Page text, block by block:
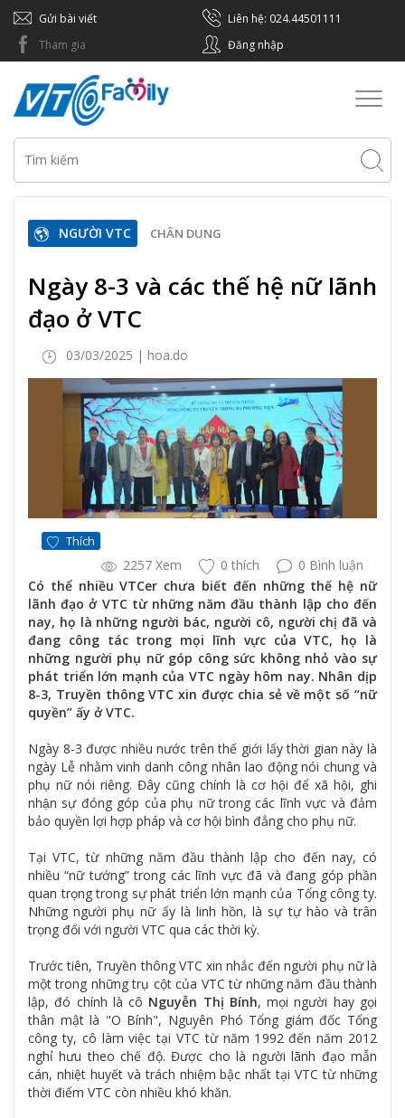
Gửi bài viết
Liên hệ: 024.44501111
Tham gia
Đăng nhập
NGƯỜI VTC CHÂN DUNG
Ngày 8-3 và các thế hệ nữ lãnh
đạo ở VTC
03/03/2025 | hoa.do
Thích
2257 Xem 0 thích
0 Bình luận
Có thể nhiều VTCer chưa biết đến những thế hệ nữ
lãnh đạo ở VTC từ những năm đầu thành lập cho đến
nay, họ là những người bác, người cô, người chị đã và
đang công tác trong mọi lĩnh vực của VTC, họ là
những người phụ nữ góp công sức không nhỏ vào sự
phát triển lớn mạnh của VTC ngày hôm nay. Nhân dịp
8-3, Truyền thông VTC xin được chia sẻ về một số “nữ
quyền” ấy ở VTC.
Ngày 8-3 được nhiều nước trên thế giới lấy thời gian này là
ngày Lễ nhằm vinh danh công nhân lao động nói chung và
phụ nữ nói riêng. Đây cũng chính là cơ hội để xã hội, ghi
nhận sự đóng góp của phụ nữ trong các lĩnh vực và đảm
bảo quyền lợi hợp pháp và cơ hội bình đẳng cho phụ nữ.
Tại VTC, từ những năm đầu thành lập cho đến nay, có
nhiều “nữ tướng” trong các lĩnh vực đã và đang góp phần
quan trọng trong sự phát triển lớn mạnh của Tổng công ty.
Những người phụ nữ ấy là linh hồn, là sự tự hào và trân
trọng đối với người VTC qua các thời kỳ.
Trước tiên, Truyền thông VTC xin nhắc đến người phụ nữ là
một trong những trụ cột của VTC từ những năm đầu thành
lập, đó chính là cô Nguyễn Thị Bính, mọi người hay gọi
thân mật là "O Bính", Nguyên Phó Tổng giám đốc Tổng
công ty, cô làm việc tại VTC từ năm 1992 đến năm 2012
nghỉ hưu theo chế độ. Được cho là người lãnh đạo mẫn
cán, nhiệt huyết và trách nhiệm bậc nhất tại VTC từ những
thời điểm VTC còn nhiều khó khăn.